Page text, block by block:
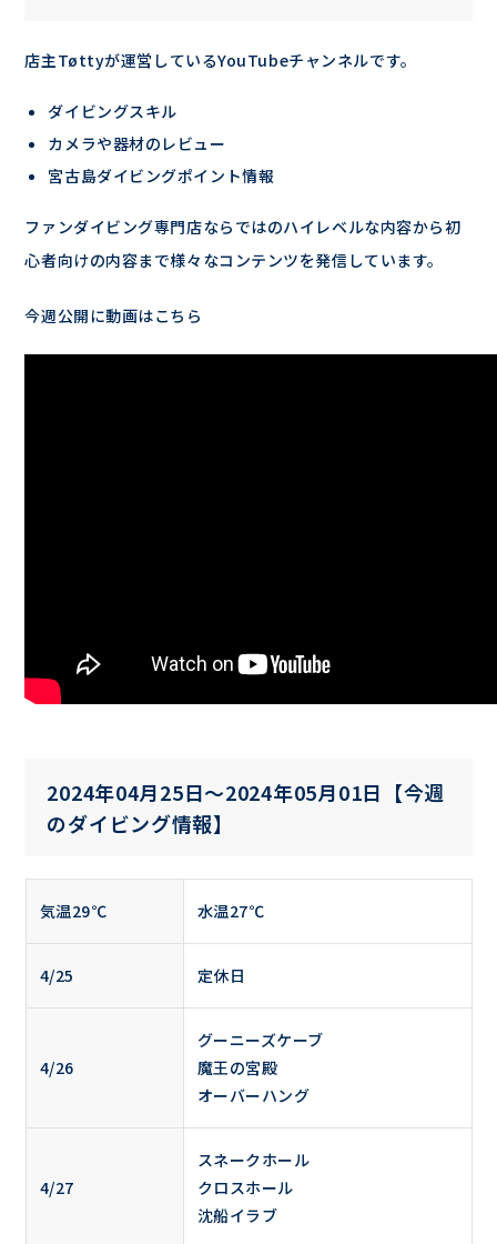
店主Tøttyが運営しているYouTubeチャンネルです。
ダイビングスキル
カメラや器材のレビュー
宮古島ダイビングポイント情報
ファンダイビング専門店ならではのハイレベルな内容から初
心者向けの内容まで様々なコンテンツを発信しています。
今週公開に動画はこちら
2024年04月25日〜2024年05月01日【今週
のダイビング情報】
気温29℃ 水温27℃
4/25 定休日
4/26
グーニーズケーブ
魔王の宮殿
オーバーハング
4/27
スネークホール
クロスホール
沈船イラブ